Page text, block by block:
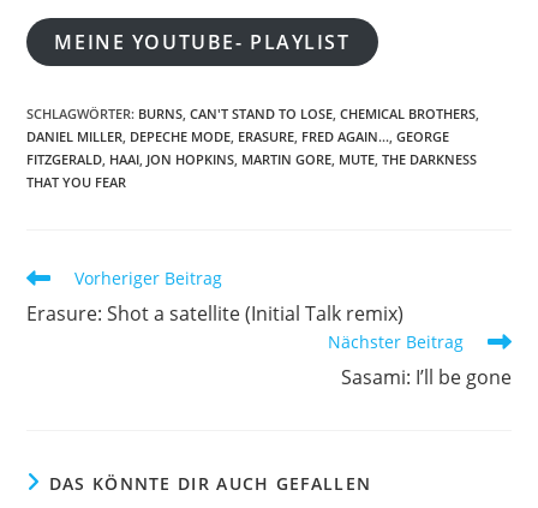
MEINE YOUTUBE- PLAYLIST
SCHLAGWÖRTER: BURNS, CAN'T STAND TO LOSE, CHEMICAL BROTHERS,
DANIEL MILLER, DEPECHE MODE, ERASURE, FRED AGAIN..., GEORGE
FITZGERALD, HAAI, JON HOPKINS, MARTIN GORE, MUTE, THE DARKNESS
THAT YOU FEAR
Weitere
ansehen
Vorheriger Beitrag
Erasure: Shot a satellite (Initial Talk remix)
Nächster Beitrag
Sasami: I’ll be gone
DAS KÖNNTE DIR AUCH GEFALLEN